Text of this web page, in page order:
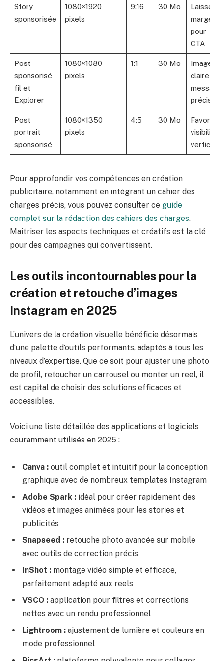
Story
sponsorisée
1080×1920
pixels
9:16 30 Mo
Laisser
marges
pour
CTA
Post
sponsorisé
fil et
Explorer
1080×1080
pixels
1:1 30 Mo
Image
claire et
précis
Post
portrait
sponsorisé
1080×1350
pixels
4:5 30 Mo
Favorise
visibilité
verticale
Pour approfondir vos compétences en création
publicitaire, notamment en intégrant un cahier des
charges précis, vous pouvez consulter ce guide
complet sur la rédaction des cahiers des charges.
Maîtriser les aspects techniques et créatifs est la clé
pour des campagnes qui convertissent.
Les outils incontournables pour la
création et retouche d’images
Instagram en 2025
L’univers de la création visuelle bénéficie désormais
d’une palette d’outils performants, adaptés à tous les
niveaux d’expertise. Que ce soit pour ajuster une photo
de profil, retoucher un carrousel ou monter un reel, il
est capital de choisir des solutions efficaces et
accessibles.
Voici une liste détaillée des applications et logiciels
couramment utilisés en 2025 :
Canva : outil complet et intuitif pour la conception
graphique avec de nombreux templates Instagram
Adobe Spark : idéal pour créer rapidement des
vidéos et images animées pour les stories et
publicités
Snapseed : retouche photo avancée sur mobile
avec outils de correction précis
InShot : montage vidéo simple et efficace,
parfaitement adapté aux reels
VSCO : application pour filtres et corrections
nettes avec un rendu professionnel
Lightroom : ajustement de lumière et couleurs en
mode professionnel